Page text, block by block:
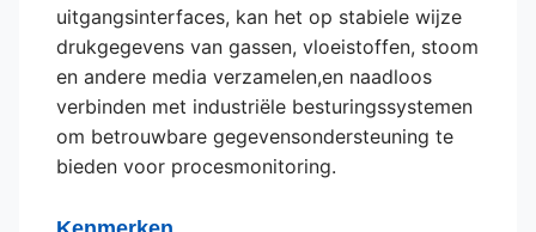
uitgangsinterfaces, kan het op stabiele wijze
drukgegevens van gassen, vloeistoffen, stoom
en andere media verzamelen,en naadloos
verbinden met industriële besturingssystemen
om betrouwbare gegevensondersteuning te
bieden voor procesmonitoring.